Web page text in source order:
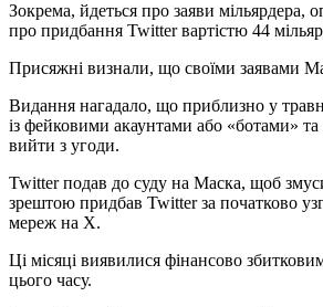
Зокрема, йдеться про заяви мільярдера,
про придбання Twitter вартістю 44
Присяжні визнали, що своїми заявами
Видання нагадало, що приблизно у
із фейковими акаунтами або «ботами»
вийти з угоди.
Twitter подав до суду на Маска, щоб
зрештою придбав Twitter за початково
мереж на X.
Ці місяці виявилися фінансово
цього часу.